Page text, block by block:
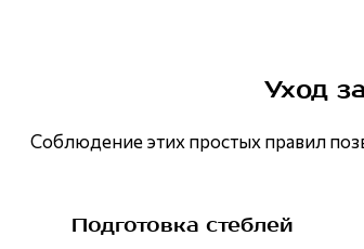
Уход
Соблюдение этих простых правил
Подготовка стеблей